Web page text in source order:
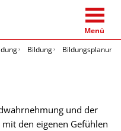
Menü
Bildung Bildungsplanung
und der
den eigenen Gefühlen